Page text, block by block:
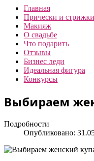
Главная
Прически и стрижки
Макияж
О свадьбе
Что подарить
Отзывы
Бизнес леди
Идеальная фигура
Конкурсы
Выбираем
Подробности
Опубликовано: